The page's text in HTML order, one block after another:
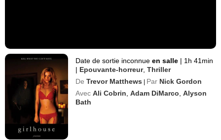
Date de sortie inconnueen salle | 1h 41min
| Epouvante-horreur,Thriller
De Trevor Matthews | Par Nick Gordon
Avec Ali Cobrin ,Adam DiMarco ,Alyson
Bath